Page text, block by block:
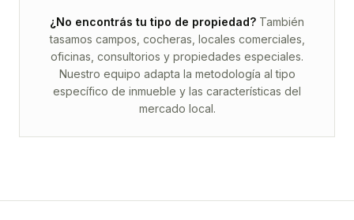
¿No encontrás tu tipo de propiedad? También
tasamos campos, cocheras, locales comerciales,
oficinas, consultorios y propiedades especiales.
Nuestro equipo adapta la metodología al tipo
específico de inmueble y las características del
mercado local.